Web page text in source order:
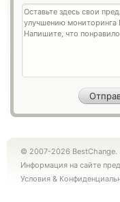
© 2007-2026 BestChange.
Информация на сайте
Условия &